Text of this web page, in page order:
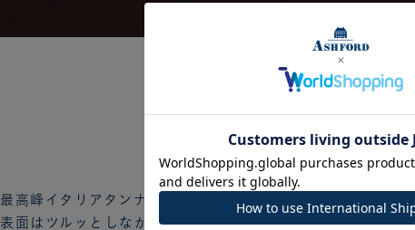
最高峰イタリアタンナーにて、原皮に合わせた技法を用い、
表面はツルッとしながら革繊維を綿密に凝縮させて鞣しあげ